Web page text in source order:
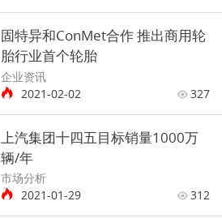
固特异和ConMet合作 推出商用轮
胎行业首个轮胎
企业资讯
2021-02-02
327
上汽集团十四五目标销量1000万
辆/年
市场分析
2021-01-29
312